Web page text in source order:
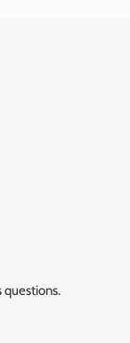
questions.